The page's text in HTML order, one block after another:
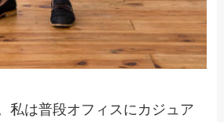
私は普段オフィスにカジュア